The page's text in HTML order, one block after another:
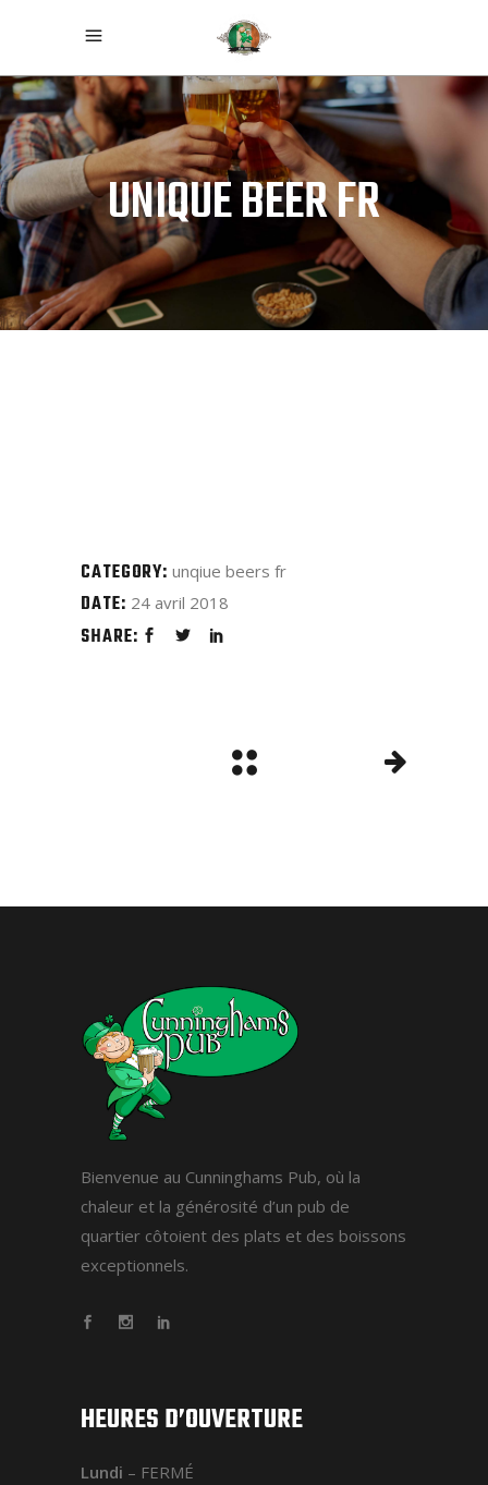
UNIQUE BEER FR
CATEGORY: unqiue beers fr
DATE: 24 avril 2018
SHARE:
Bienvenue au Cunninghams Pub, où la
chaleur et la générosité d’un pub de
quartier côtoient des plats et des boissons
exceptionnels.
HEURES D’OUVERTURE
Lundi – FERMÉ